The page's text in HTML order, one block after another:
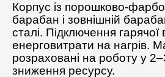
Корпус із порошково-
барабан і зовнішній
сталі. Підключення
енерговитрати на нагрів.
розраховані на роботу у
зниження ресурсу.